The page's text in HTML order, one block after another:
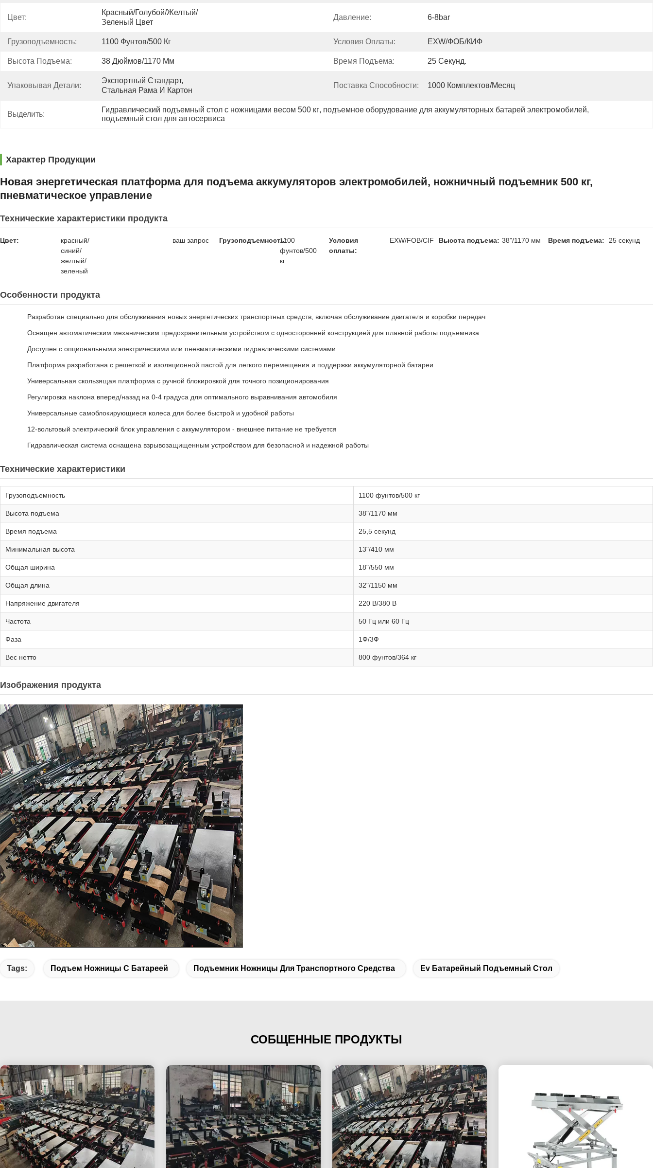
Цвет:
Красный/голубой/желтый/
Зеленый Цвет
Давление: 6-8bar
Грузоподъемность: 1100 Фунтов/500 Кг Условия Оплаты: EXW/ФОБ/КИФ
Высота Подъема: 38 Дюймов/1170 Мм Время Подъема: 25 Секунд.
Упаковывая Детали:
Экспортный Стандарт,
Стальная Рама И Картон
Поставка Способности: 1000 Комплектов/месяц
Выделить:
Гидравлический подъемный стол с ножницами весом 500 кг, подъемное оборудование для аккумуляторных батарей электромобилей,
подъемный стол для автосервиса
Характер Продукции
Новая энергетическая платформа для подъема аккумуляторов электромобилей, ножничный подъемник 500 кг,
пневматическое управление
Технические характеристики продукта
Цвет:
красный/
синий/
желтый/
зеленый
ваш запрос Грузоподъемность:1100
фунтов/500
кг
Условия
оплаты:
EXW/FOB/CIF Высота подъема: 38"/1170 мм Время подъема: 25 секунд
Особенности продукта
Разработан специально для обслуживания новых энергетических транспортных средств, включая обслуживание двигателя и коробки передач
Оснащен автоматическим механическим предохранительным устройством с односторонней конструкцией для плавной работы подъемника
Доступен с опциональными электрическими или пневматическими гидравлическими системами
Платформа разработана с решеткой и изоляционной пастой для легкого перемещения и поддержки аккумуляторной батареи
Универсальная скользящая платформа с ручной блокировкой для точного позиционирования
Регулировка наклона вперед/назад на 0-4 градуса для оптимального выравнивания автомобиля
Универсальные самоблокирующиеся колеса для более быстрой и удобной работы
12-вольтовый электрический блок управления с аккумулятором - внешнее питание не требуется
Гидравлическая система оснащена взрывозащищенным устройством для безопасной и надежной работы
Технические характеристики
Грузоподъемность 1100 фунтов/500 кг
Высота подъема 38"/1170 мм
Время подъема 25,5 секунд
Минимальная высота 13"/410 мм
Общая ширина 18"/550 мм
Общая длина 32"/1150 мм
Напряжение двигателя 220 В/380 В
Частота 50 Гц или 60 Гц
Фаза 1Ф/3Ф
Вес нетто 800 фунтов/364 кг
Изображения продукта
Tags: Подъем Ножницы С Батареей Подъемник Ножницы Для Транспортного Средства Ev Батарейный Подъемный Стол
СОБЩЕННЫЕ ПРОДУКТЫ